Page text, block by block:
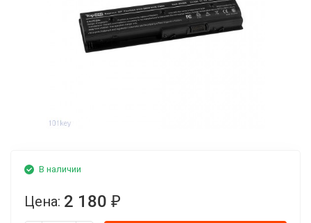
В наличии
Цена: 2 180 ₽